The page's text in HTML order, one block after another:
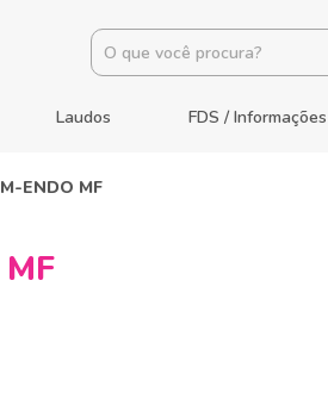
Laudos FDS /
ENDO MF